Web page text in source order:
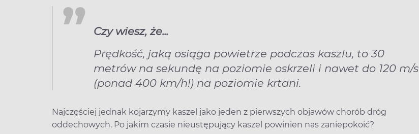
Czy wiesz, że...
Prędkość, jaką osiąga powietrze podczas kaszlu, to 30
metrów na sekundę na poziomie oskrzeli i nawet do 120 m/s
(ponad 400 km/h!) na poziomie krtani.
Najczęściej jednak kojarzymy kaszel jako jeden z pierwszych objawów chorób dróg
oddechowych. Po jakim czasie nieustępujący kaszel powinien nas zaniepokoić?